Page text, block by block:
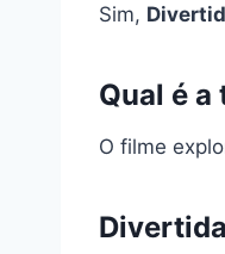
Sim,
Qual é
O filme